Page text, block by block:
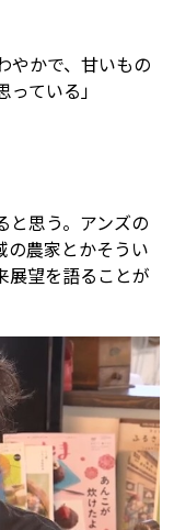
やかで、甘いもの
ている」
と思う。アンズの
の農家とかそうい
展望を語ることが